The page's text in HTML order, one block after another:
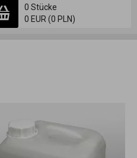
0 Stücke
0 EUR (0 PLN)